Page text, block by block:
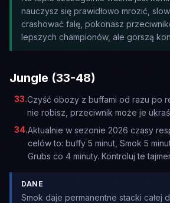
nauczysz się prawidłowo mrozić,
crashować falę, pokonasz
lepszych championów, ale gorszą
Jungle (33-48)
33.Czyść obozy z buffami od razu po
nie robisz, przeciwnik może je
34.Aktualnie w sezonie 2026 czasy
celów to: buffy 5 minut, Smok 5
Grubs co 4 minuty. Kontroluj te
DANE
Smok daje permanentne stacki całej